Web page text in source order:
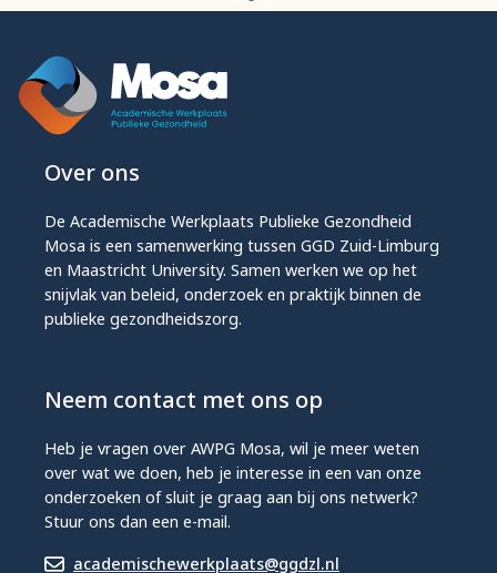
Over ons
De Academische Werkplaats Publieke Gezondheid
Mosa is een samenwerking tussen GGD Zuid-Limburg
en Maastricht University. Samen werken we op het
snijvlak van beleid, onderzoek en praktijk binnen de
publieke gezondheidszorg.
Neem contact met ons op
Heb je vragen over AWPG Mosa, wil je meer weten
over wat we doen, heb je interesse in een van onze
onderzoeken of sluit je graag aan bij ons netwerk?
Stuur ons dan een e-mail.
academischewerkplaats@ggdzl.nl